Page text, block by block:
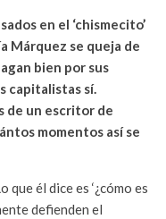
en el ‘chismecito’
Márquez se queja de
bien por sus
capitalistas sí.
de un escritor de
momentos así se
él dice es ‘¿cómo es
defienden el